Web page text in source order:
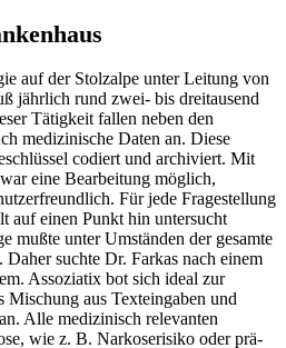
auf der Stolzalpe unter Leitung von
jährlich rund zwei- bis dreitausend
Tätigkeit fallen neben den
medizinische Daten an. Diese
codiert und archiviert. Mit
eine Bearbeitung möglich,
Für jede Fragestellung
auf einen Punkt hin untersucht
mußte unter Umständen der gesamte
suchte Dr. Farkas nach einem
Assoziatix bot sich ideal zur
aus Texteingaben und
Alle medizinisch relevanten
wie z. B. Narkoserisiko oder prä-